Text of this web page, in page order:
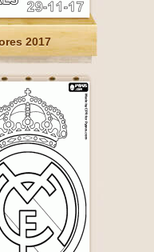
2017